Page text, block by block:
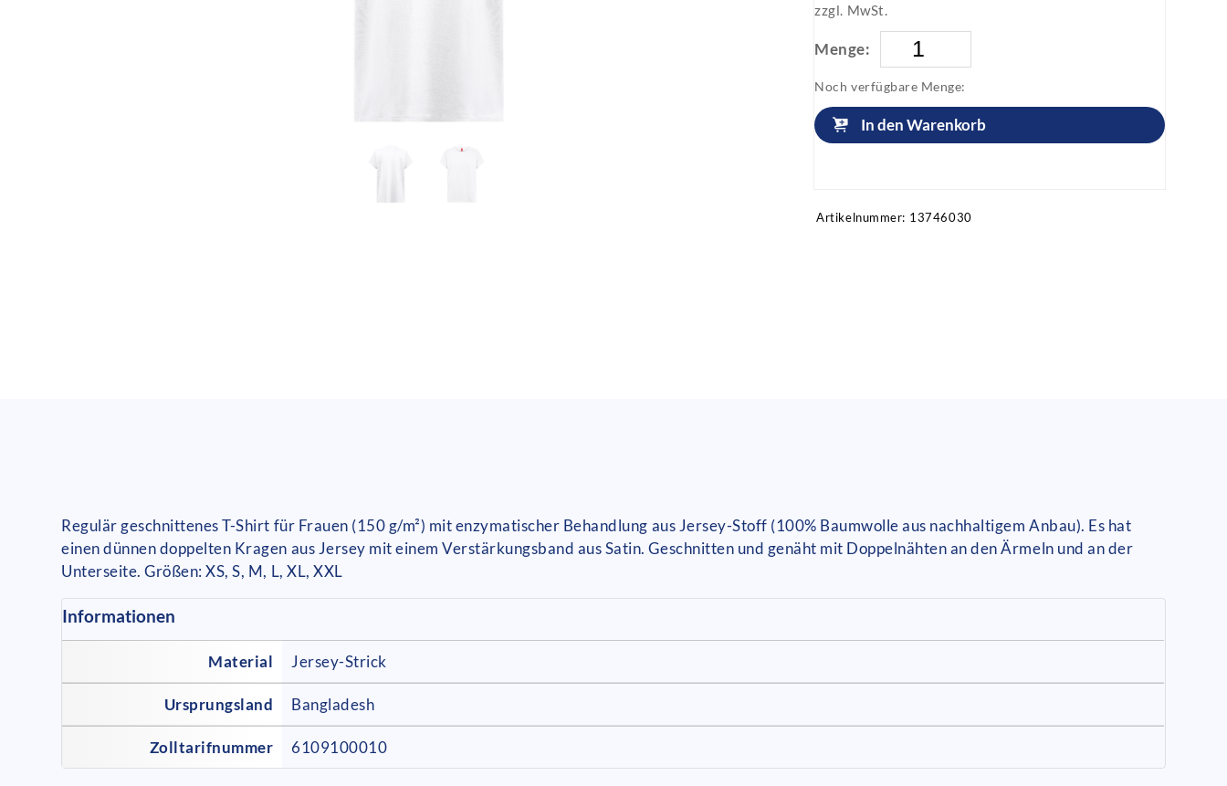
zzgl. MwSt.
Menge:
Noch verfügbare Menge:
In den Warenkorb
Artikelnummer: 13746030
Regulär geschnittenes T-Shirt für Frauen (150 g/m²) mit enzymatischer Behandlung aus Jersey-Stoff (100% Baumwolle aus nachhaltigem Anbau). Es hat
einen dünnen doppelten Kragen aus Jersey mit einem Verstärkungsband aus Satin. Geschnitten und genäht mit Doppelnähten an den Ärmeln und an der
Unterseite. Größen: XS, S, M, L, XL, XXL
Informationen
Material Jersey-Strick
Ursprungsland Bangladesh
Zolltarifnummer 6109100010